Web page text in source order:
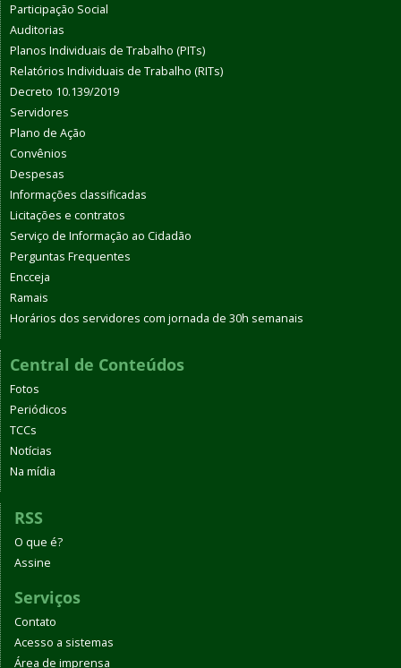
Participação Social
Auditorias
Planos Individuais de Trabalho (PITs)
Relatórios Individuais de Trabalho (RITs)
Decreto 10.139/2019
Servidores
Plano de Ação
Convênios
Despesas
Informações classificadas
Licitações e contratos
Serviço de Informação ao Cidadão
Perguntas Frequentes
Encceja
Ramais
Horários dos servidores com jornada de 30h semanais
Central de Conteúdos
Fotos
Periódicos
TCCs
Notícias
Na mídia
RSS
O que é?
Assine
Serviços
Contato
Acesso a sistemas
Área de imprensa